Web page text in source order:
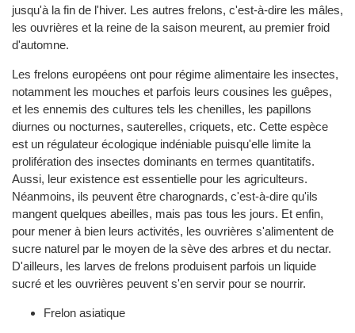
jusqu'à la fin de l'hiver. Les autres frelons, c'est-à-dire les mâles,
les ouvrières et la reine de la saison meurent, au premier froid
d'automne.
Les frelons européens ont pour régime alimentaire les insectes,
notamment les mouches et parfois leurs cousines les guêpes,
et les ennemis des cultures tels les chenilles, les papillons
diurnes ou nocturnes, sauterelles, criquets, etc. Cette espèce
est un régulateur écologique indéniable puisqu'elle limite la
prolifération des insectes dominants en termes quantitatifs.
Aussi, leur existence est essentielle pour les agriculteurs.
Néanmoins, ils peuvent être charognards, c'est-à-dire qu'ils
mangent quelques abeilles, mais pas tous les jours. Et enfin,
pour mener à bien leurs activités, les ouvrières s'alimentent de
sucre naturel par le moyen de la sève des arbres et du nectar.
D'ailleurs, les larves de frelons produisent parfois un liquide
sucré et les ouvrières peuvent s'en servir pour se nourrir.
Frelon asiatique